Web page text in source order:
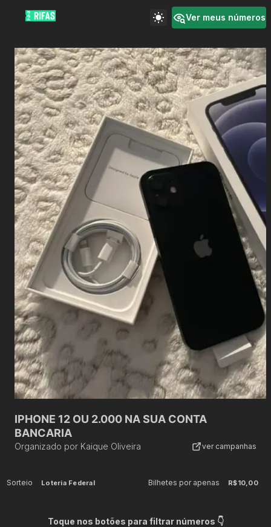
Ver meus números
IPHONE 12 OU 2.000 NA SUA CONTA
BANCARIA
Organizado por Kaique Oliveira ver campanhas
Sorteio Loteria Federal Bilhetes por apenas R$10,00
Toque nos botões para filtrar números 👇